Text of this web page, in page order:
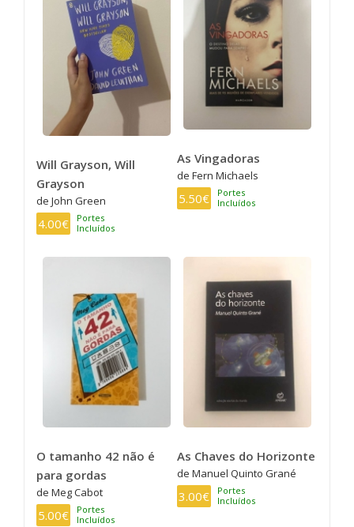
Will Grayson, Will
Grayson
de John Green
4.00€
Portes
Incluídos
As Vingadoras
de Fern Michaels
5.50€
Portes
Incluídos
O tamanho 42 não é
para gordas
de Meg Cabot
5.00€
Portes
Incluídos
As Chaves do Horizonte
de Manuel Quinto Grané
3.00€
Portes
Incluídos